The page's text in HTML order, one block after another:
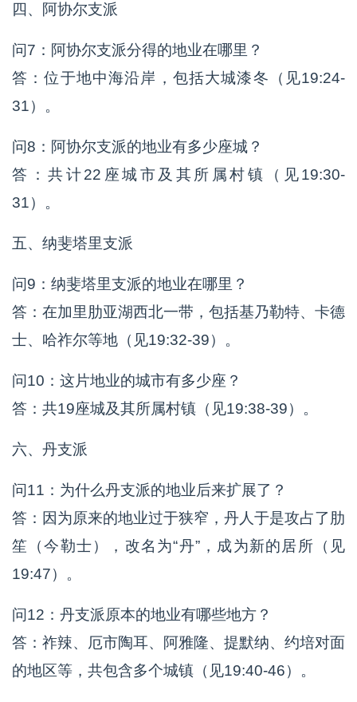
四、阿协尔支派
问7：阿协尔支派分得的地业在哪里？
答：位于地中海沿岸，包括大城漆冬（见19:24-
31）。
问8：阿协尔支派的地业有多少座城？
答：共计22座城市及其所属村镇（见19:30-
31）。
五、纳斐塔里支派
问9：纳斐塔里支派的地业在哪里？
答：在加里肋亚湖西北一带，包括基乃勒特、卡德
士、哈祚尔等地（见19:32-39）。
问10：这片地业的城市有多少座？
答：共19座城及其所属村镇（见19:38-39）。
六、丹支派
问11：为什么丹支派的地业后来扩展了？
答：因为原来的地业过于狭窄，丹人于是攻占了肋
笙（今勒士），改名为“丹”，成为新的居所（见
19:47）。
问12：丹支派原本的地业有哪些地方？
答：祚辣、厄市陶耳、阿雅隆、提默纳、约培对面
的地区等，共包含多个城镇（见19:40-46）。